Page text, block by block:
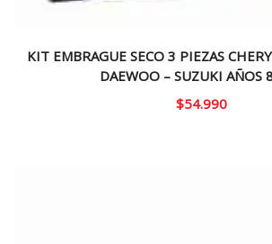
KIT EMBRAGUE SECO 3 PIEZAS
DAEWOO – SUZUKI AÑOS
$54.990